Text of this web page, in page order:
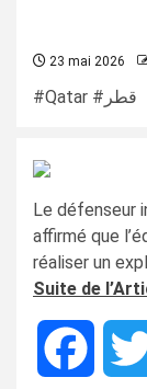
23 mai 2026
#Qatar #قطر
Le défenseur
affirmé que
réaliser un
Suite de